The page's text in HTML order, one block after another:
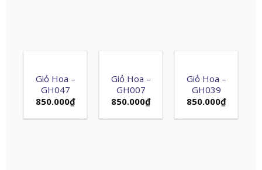
Giỏ Hoa –
GH047
850.000₫
Giỏ Hoa –
GH007
850.000₫
Giỏ Hoa –
GH039
850.000₫